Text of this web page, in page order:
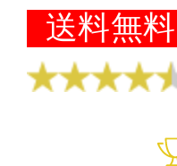
送料無料